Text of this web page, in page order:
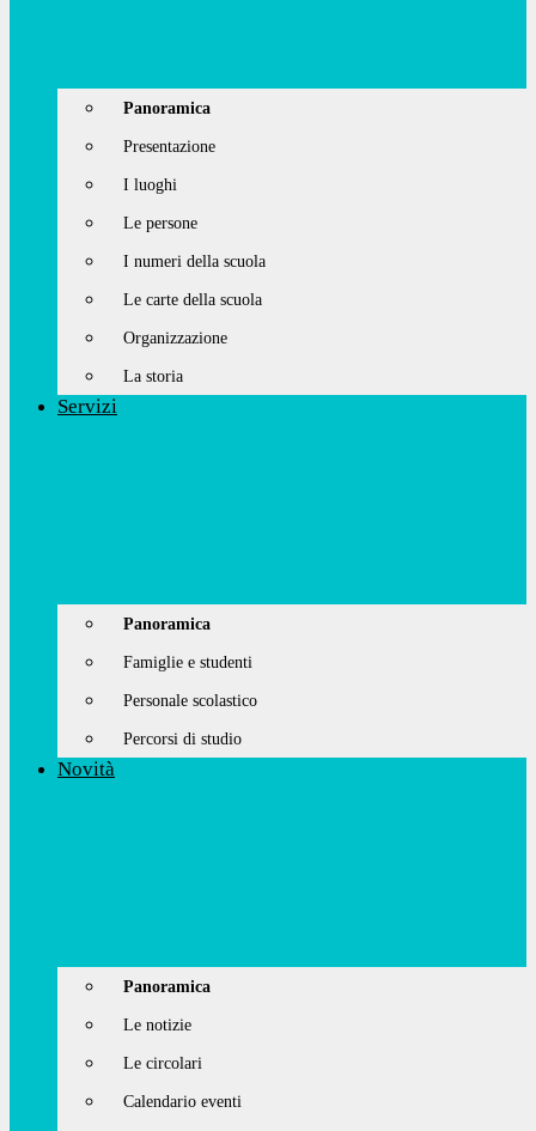
Panoramica
Presentazione
I luoghi
Le persone
I numeri della scuola
Le carte della scuola
Organizzazione
La storia
Servizi
Panoramica
Famiglie e studenti
Personale scolastico
Percorsi di studio
Novità
Panoramica
Le notizie
Le circolari
Calendario eventi